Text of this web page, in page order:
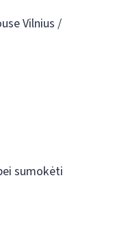
Vilnius /
sumokėti